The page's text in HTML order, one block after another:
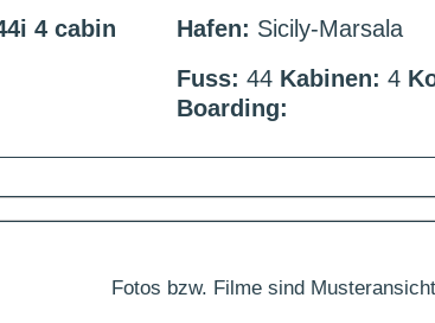
4 cabin Hafen: Sicily-Marsala
Fuss: 44 Kabinen: 4
Boarding:
Fotos bzw. Filme sind